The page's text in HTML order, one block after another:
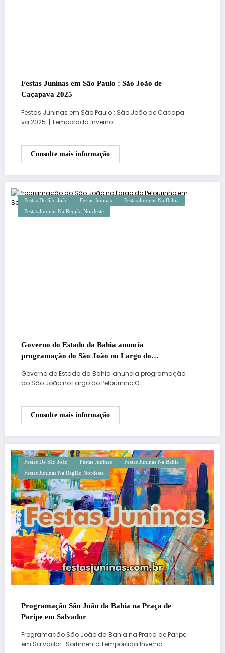
Festas Juninas em São Paulo : São João de
Caçapava 2025
Festas Juninas em São Paulo : São João de Caçapa
va 2025 .| Temporada Inverno -…
Consulte mais informação
Festas De São João Festas Juninas
Festas Juninas Na Bahia
Festas Juninas Na Região Nordeste
Governo do Estado da Bahia anuncia
programação do São João no Largo do
Governo do Estado da Bahia anuncia programação
do São João no Largo do Pelourinho O…
Consulte mais informação
Festas De São João Festas Juninas
Festas Juninas Na Bahia
Festas Juninas Na Região Nordeste
Programação São João da Bahia na Praça de
Paripe em Salvador
Programação São João da Bahia na Praça de Paripe
em Salvador . Sortimento Temporada Inverno…